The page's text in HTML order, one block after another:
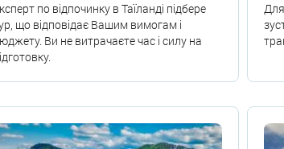
по відпочинку в Таїланді підбере
що відповідає Вашим вимогам і
Ви не витрачаєте час і силу на
Для